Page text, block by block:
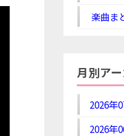
楽曲ま
月別ア
2026年
2026年